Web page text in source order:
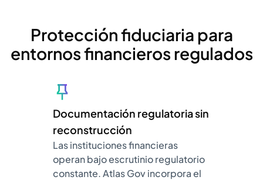
Protección fiduciaria para
entornos financieros regulados
Documentación regulatoria sin
reconstrucción
Las instituciones financieras
operan bajo escrutinio regulatorio
constante. Atlas Gov incorpora el